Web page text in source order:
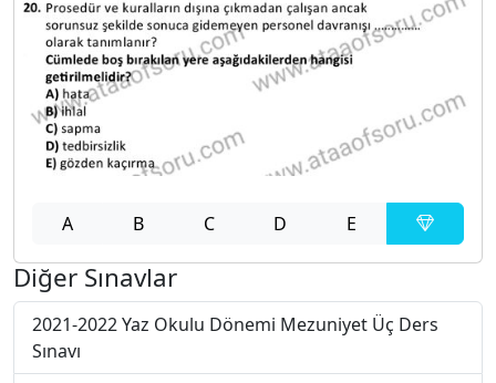
A B C D E
Diğer Sınavlar
2021-2022 Yaz Okulu Dönemi Mezuniyet Üç Ders
Sınavı